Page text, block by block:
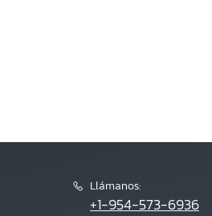
Llámanos:
+1-954-573-6936